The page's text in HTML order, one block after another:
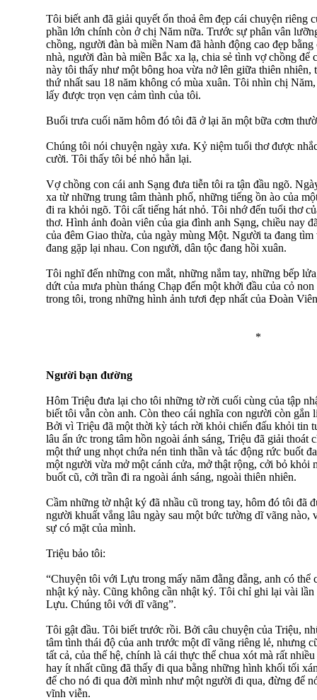
Tôi biết anh đã giải quyết ổn thoả êm đẹp cái chuyện riêng
phần lớn chính còn ở chị Năm nữa. Trước sự phân vân
chồng, người đàn bà miền Nam đã hành động cao đẹp
nhà, người đàn bà miền Bắc xa lạ, chia sẻ tình vợ chồng để
này tôi thấy như một bông hoa vừa nở lên giữa thiên nhiên,
thứ nhất sau 18 năm không có mùa xuân. Tôi nhìn chị
lấy được trọn vẹn cảm tình của tôi.
Buổi trưa cuối năm hôm đó tôi đã ở lại ăn một bữa cơm
Chúng tôi nói chuyện ngày xưa. Kỷ niệm tuổi thơ được
cười. Tôi thấy tôi bé nhỏ hẳn lại.
Vợ chồng con cái anh Sạng đưa tiễn tôi ra tận đầu ngõ.
xa từ những trung tâm thành phố, những tiếng ồn ào của
đi ra khỏi ngõ. Tôi cất tiếng hát nhỏ. Tôi nhớ đến tuổi thơ
thơ. Hình ảnh đoàn viên của gia đình anh Sạng, chiều nay
của đêm Giao thừa, của ngày mùng Một. Người ta đang
đang gặp lại nhau. Con người, dân tộc đang hồi xuân.
Tôi nghĩ đến những con mắt, những nắm tay, những bếp
dứt của mưa phùn tháng Chạp đến một khởi đầu của cỏ
trong tôi, trong những hình ảnh tươi đẹp nhất của Đoàn
*
Người bạn đường
Hôm Triệu đưa lại cho tôi những tờ rời cuối cùng của tập
biết tôi vẫn còn anh. Còn theo cái nghĩa con người còn
Bởi vì Triệu đã một thời kỳ tách rời khỏi chiến đấu khỏi tin
lâu ẩn ức trong tâm hồn ngoài ánh sáng, Triệu đã giải thoát
một thứ ung nhọt chứa nén tinh thần và tác động rức buốt
một người vừa mở một cánh cửa, mở thật rộng, cởi bỏ khỏi
buốt cũ, cởi trần đi ra ngoài ánh sáng, ngoài thiên nhiên.
Cầm những tờ nhật ký đã nhầu cũ trong tay, hôm đó tôi đã
người khuất vắng lâu ngày sau một bức tường dĩ vãng nào,
sự có mặt của mình.
Triệu bảo tôi:
“Chuyện tôi với Lựu trong mấy năm đằng đẵng, anh có thể
nhật ký này. Cũng không cần nhật ký. Tôi chỉ ghi lại vài
Lựu. Chúng tôi với dĩ vãng”.
Tôi gật đầu. Tôi biết trước rồi. Bởi câu chuyện của Triệu,
tâm tình thái độ của anh trước một dĩ vãng riêng lẻ, nhưng
tất cả, của thế hệ, chính là cái thực thể chua xót mà rất
hay ít nhất cũng đã thấy đi qua bằng những hình khối tối
để cho nó đi qua đời mình như một người đi qua, đừng để
vĩnh viễn.